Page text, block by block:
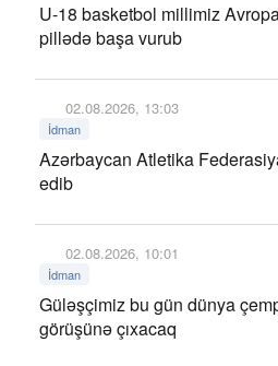
U-18 basketbol millimiz Avropa
pillədə başa vurub
02.08.2026, 13:03
İdman
Azərbaycan Atletika
edib
02.08.2026, 10:01
İdman
Güləşçimiz bu gün dünya
görüşünə çıxacaq